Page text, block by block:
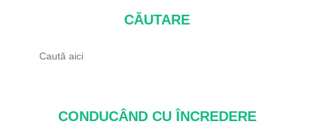
CĂUTARE
CONDUCÂND CU ÎNCREDERE